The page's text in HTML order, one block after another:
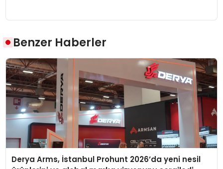
Benzer Haberler
Derya Arms, İstanbul Prohunt 2026’da yeni nesil